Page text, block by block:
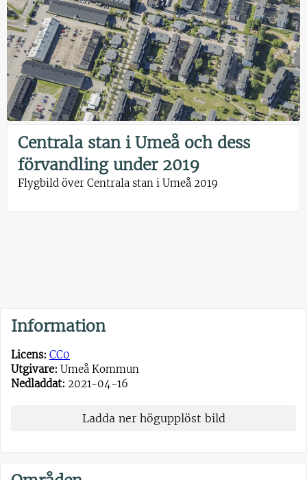
Centrala stan i Umeå och dess
förvandling under 2019
Flygbild över Centrala stan i Umeå 2019
Information
Licens: CC0
Utgivare: Umeå Kommun
Nedladdat: 2021-04-16
Ladda ner högupplöst bild